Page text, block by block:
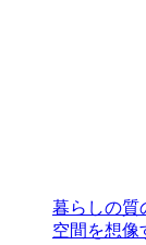
暮らしの質
空間を想像